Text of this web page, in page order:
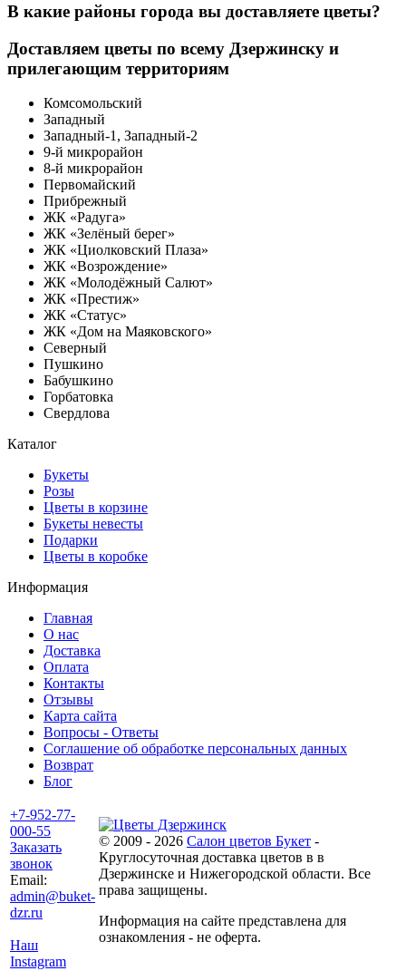
В какие районы города вы доставляете цветы?
Доставляем цветы по всему Дзержинску и
прилегающим территориям
Комсомольский
Западный
Западный-1, Западный-2
9-й микрорайон
8-й микрорайон
Первомайский
Прибрежный
ЖК «Радуга»
ЖК «Зелёный берег»
ЖК «Циолковский Плаза»
ЖК «Возрождение»
ЖК «Молодёжный Салют»
ЖК «Престиж»
ЖК «Статус»
ЖК «Дом на Маяковского»
Северный
Пушкино
Бабушкино
Горбатовка
Свердлова
Каталог
Букеты
Розы
Цветы в корзине
Букеты невесты
Подарки
Цветы в коробке
Информация
Главная
О нас
Доставка
Оплата
Контакты
Отзывы
Карта сайта
Вопросы - Ответы
Соглашение об обработке персональных данных
Возврат
Блог
+7-952-77-
000-55
Заказать
звонок
Email:
admin@buket-
dzr.ru
Наш
Instagram
© 2009 - 2026 Салон цветов Букет -
Круглосуточная доставка цветов в в
Дзержинске и Нижегородской области. Все
права защищены.
Информация на сайте представлена для
ознакомления - не оферта.